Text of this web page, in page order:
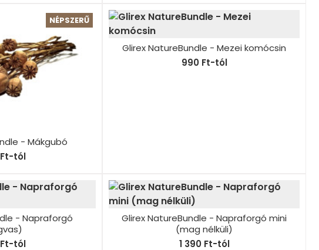
NÉPSZERŰ
- Mákgubó
Ft-tól
Glirex NatureBundle - Mezei komócsin
990 Ft-tól
- Napraforgó
Ft-tól
Glirex NatureBundle - Napraforgó mini
(mag nélküli)
1 390 Ft-tól